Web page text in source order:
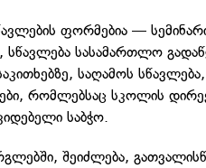
ფორმებია —
სწავლება სასამართლო
საღამოს
რომლებსაც სკოლის
საბჭო.
შეიძლება,